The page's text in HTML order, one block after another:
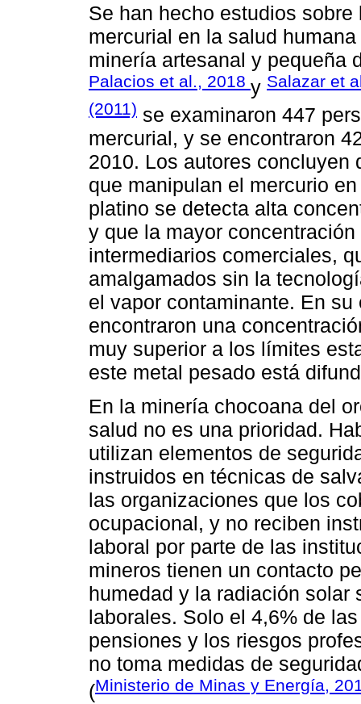
Se han hecho estudios
mercurial en la salud
minería artesanal y pequeña
Palacios et al., 2018 y Salazar et
(2011) se examinaron 447
mercurial, y se encontraron
2010. Los autores concluyen
que manipulan el mercurio
platino se detecta alta
y que la mayor
intermediarios comerciales,
amalgamados sin la
el vapor contaminante. En
encontraron una
muy superior a los límites
este metal pesado está
En la minería chocoana del
salud no es una prioridad.
utilizan elementos de
instruidos en técnicas de
las organizaciones que los
ocupacional, y no reciben
laboral por parte de las
mineros tienen un contacto
humedad y la radiación solar
laborales. Solo el 4,6% de
pensiones y los riesgos
no toma medidas de
(Ministerio de Minas y Energía,